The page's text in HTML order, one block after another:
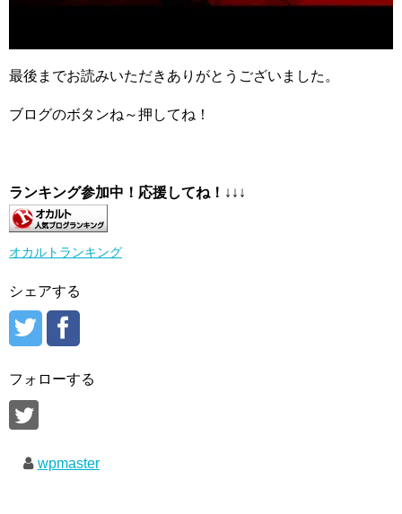
最後までお読みいただきありがとうございました。
ブログのボタンね～押してね！
ランキング参加中！応援してね！ ↓↓↓
オカルトランキング
シェアする
フォローする
wpmaster